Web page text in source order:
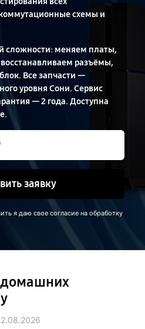
схемы и
сложности: меняем платы,
разъёмы,
Все запчасти —
уровня Сони. Сервис
— 2 года. Доступна
заявку
я даю свое согласие на обработку